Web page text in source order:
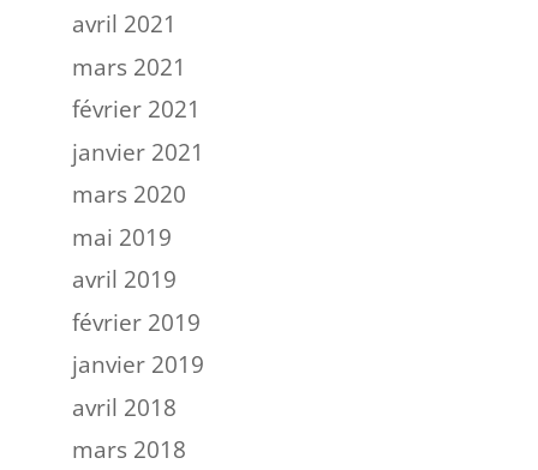
avril 2021
mars 2021
février 2021
janvier 2021
mars 2020
mai 2019
avril 2019
février 2019
janvier 2019
avril 2018
mars 2018